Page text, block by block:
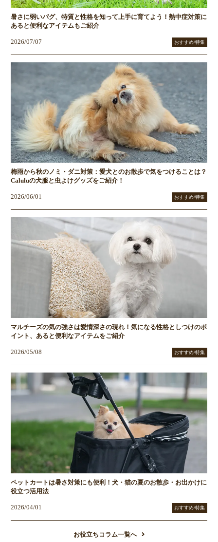
暑さに弱いパグ、特質と性格を知って上手に育てよう！熱中症対策に
あると便利なアイテムもご紹介
2026/07/07 おすすめ/特集
梅雨から秋のノミ・ダニ対策：愛犬とのお散歩で気をつけることは？
Caluluの犬服と虫よけグッズをご紹介！
2026/06/01 おすすめ/特集
マルチーズの気の強さは愛情深さの現れ！気になる性格としつけのポ
イント、あると便利なアイテムをご紹介
2026/05/08 おすすめ/特集
ペットカートは暑さ対策にも便利！犬・猫の夏のお散歩・お出かけに
役立つ活用法
2026/04/01 おすすめ/特集
お役立ちコラム一覧へ